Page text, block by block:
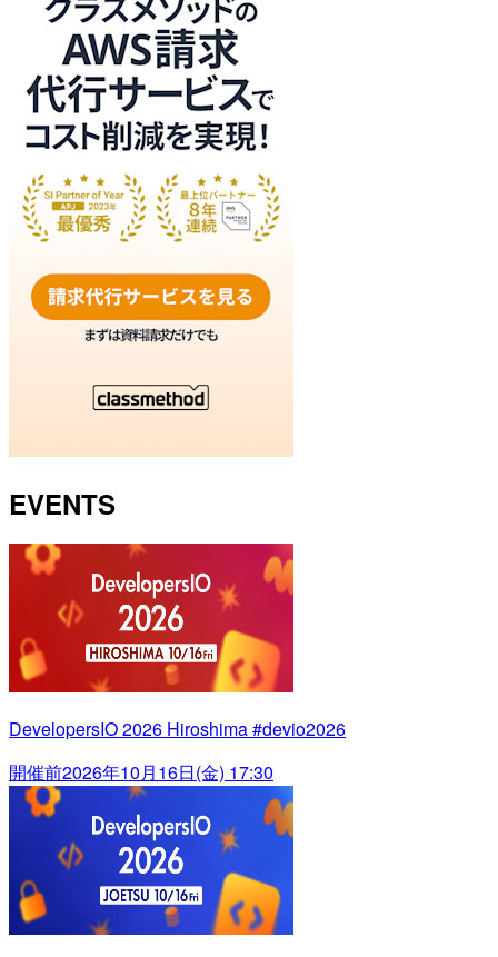
EVENTS
DevelopersIO 2026 Hiroshima #devio2026
開催前2026年10月16日(金) 17:30